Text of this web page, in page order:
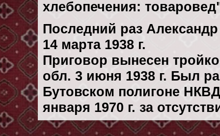
хлебопечения:
Последний раз
14 марта 1938 г.
Приговор вынесен
обл. 3 июня 1938 г. Был
Бутовском полигоне
января 1970 г. за